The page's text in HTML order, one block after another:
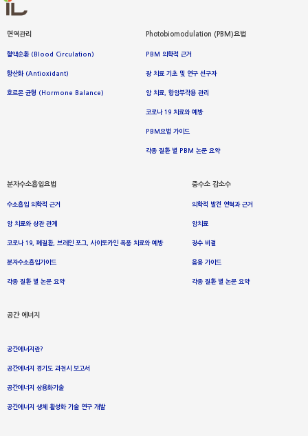
면역관리
혈액순환 (Blood Circulation)
항산화 (Antioxidant)
호르몬 균형 (Hormone Balance)
Photobiomodulation (PBM)요법
PBM 의학적 근거
광 치료 기초 및 연구 선구자
암 치료, 항암부작용 관리
코로나 19 치료와 예방
PBM요법 가이드
각종 질환 별 PBM 논문 요약
분자수소흡입요법
수소흡입 의학적 근거
암 치료와 상관 관계
코로나 19, 폐질환, 브레인 포그, 사이토카인 폭풍 치료와 예방
분자수소흡입가이드
각종 질환 별 논문 요약
중수소 감소수
의학적 발견 연혁과 근거
암치료
장수 비결
음용 가이드
각종 질환 별 논문 요약
공간 에너지
공간에너지란?
공간에너지 경기도 과천시 보고서
공간에너지 상용화기술
공간에너지 생체 활성화 기술 연구 개발